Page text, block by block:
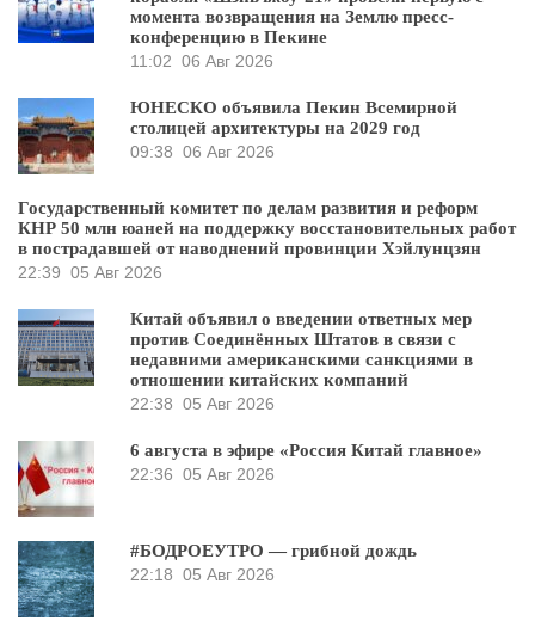
момента возвращения на Землю пресс-
конференцию в Пекине
11:02 06 Авг 2026
ЮНЕСКО объявила Пекин Всемирной
столицей архитектуры на 2029 год
09:38 06 Авг 2026
Государственный комитет по делам развития и реформ
КНР 50 млн юаней на поддержку восстановительных работ
в пострадавшей от наводнений провинции Хэйлунцзян
22:39 05 Авг 2026
Китай объявил о введении ответных мер
против Соединённых Штатов в связи с
недавними американскими санкциями в
отношении китайских компаний
22:38 05 Авг 2026
6 августа в эфире «Россия Китай главное»
22:36 05 Авг 2026
#БОДРОЕУТРО — грибной дождь
22:18 05 Авг 2026